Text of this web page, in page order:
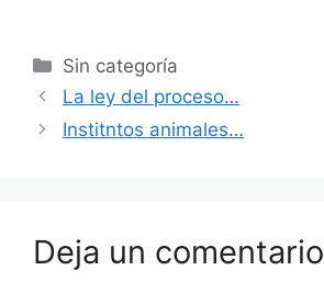
Sin categoría
La ley del proceso…
Institntos animales…
Deja un comentario